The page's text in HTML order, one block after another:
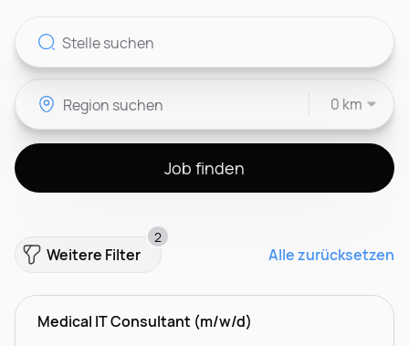
CH
0 km
Job finden
Weitere Filter
2
Alle zurücksetzen
Medical IT Consultant (m/w/d)